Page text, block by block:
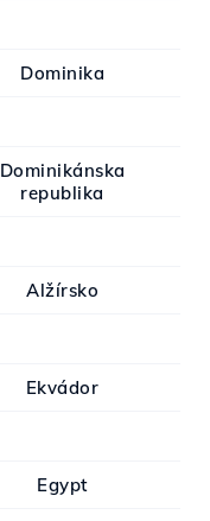
Dominika
Dominikánska
republika
Alžírsko
Ekvádor
Egypt